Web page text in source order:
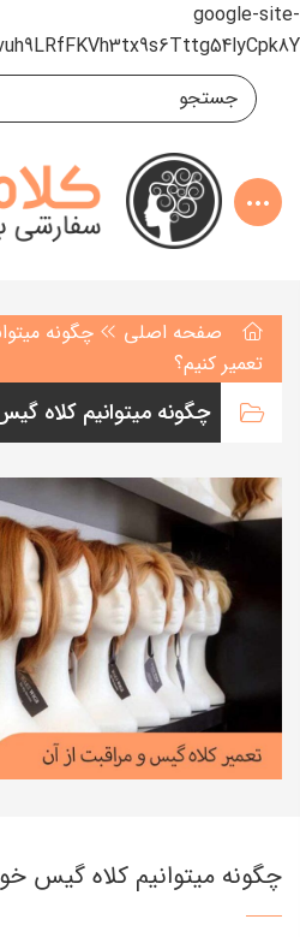
google-site-
صفحه اصلی
چگونه
تعمیر کنیم؟
چگونه میتوانیم کلاه
چگونه میتوانیم کلاه گیس